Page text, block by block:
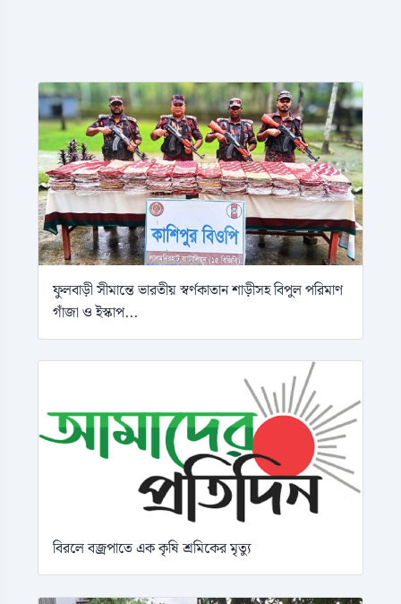
ফুলবাড়ী সীমান্তে ভারতীয় স্বর্ণকাতান শাড়ীসহ বিপুল পরিমাণ
গাঁজা ও ইস্কাপ...
বিরলে বজ্রপাতে এক কৃষি শ্রমিকের মৃত্যু